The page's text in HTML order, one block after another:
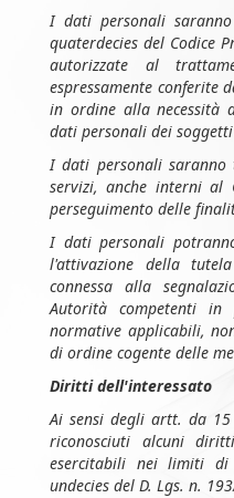
I dati personali
quaterdecies del Codice
autorizzate al
espressamente conferite
in ordine alla necessità
dati personali dei
I dati personali
servizi, anche interni al
perseguimento delle
I dati personali
l'attivazione della
connessa alla
Autorità competenti in
normative applicabili,
di ordine cogente delle
Diritti dell'interessato
Ai sensi degli artt. da 15
riconosciuti alcuni
esercitabili nei limiti
undecies del D. Lgs. n.